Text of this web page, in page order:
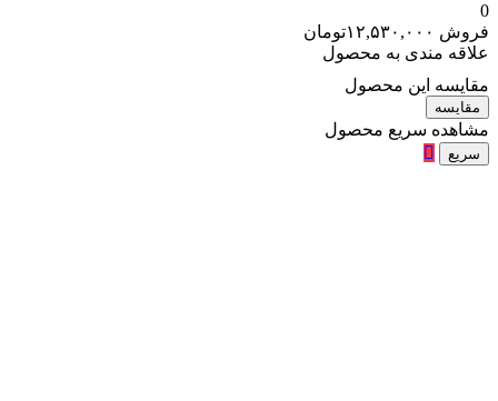
0
فروش ۱۲,۵۳۰,۰۰۰تومان
علاقه مندی به محصول
مقایسه این محصول
مقایسه
مشاهده سریع محصول
سریع